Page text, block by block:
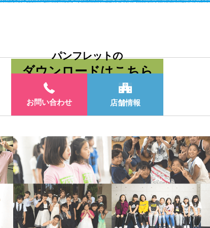
パンフレットの
ダウンロードはこちら
お問い合わせ 店舗情報